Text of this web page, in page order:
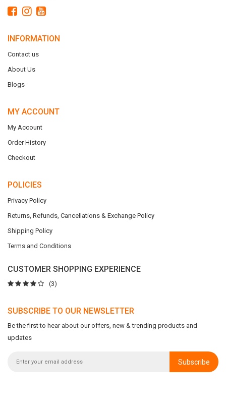
INFORMATION
Contact us
About Us
Blogs
MY ACCOUNT
My Account
Order History
Checkout
POLICIES
Privacy Policy
Returns, Refunds, Cancellations & Exchange Policy
Shipping Policy
Terms and Conditions
CUSTOMER SHOPPING EXPERIENCE
(3)
SUBSCRIBE TO OUR NEWSLETTER
Be the first to hear about our offers, new & trending products and
updates
Subscribe